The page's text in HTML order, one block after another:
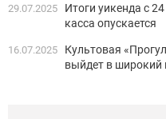
29.07.2025
Итоги уикенда с
касса опускается
16.07.2025
Культовая
выйдет в широкий